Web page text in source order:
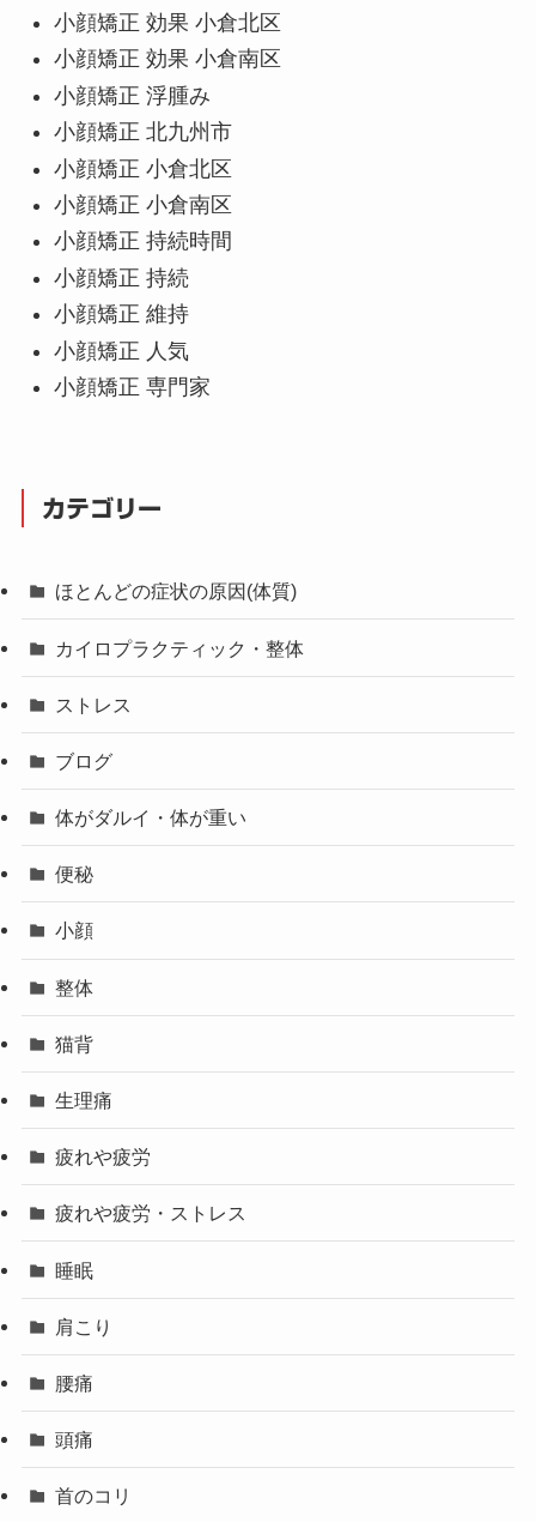
小顔矯正 効果 小倉北区
小顔矯正 効果 小倉南区
小顔矯正 浮腫み
小顔矯正 北九州市
小顔矯正 小倉北区
小顔矯正 小倉南区
小顔矯正 持続時間
小顔矯正 持続
小顔矯正 維持
小顔矯正 人気
小顔矯正 専門家
カテゴリー
ほとんどの症状の原因(体質)
カイロプラクティック・整体
ストレス
ブログ
体がダルイ・体が重い
便秘
小顔
整体
猫背
生理痛
疲れや疲労
疲れや疲労・ストレス
睡眠
肩こり
腰痛
頭痛
首のコリ